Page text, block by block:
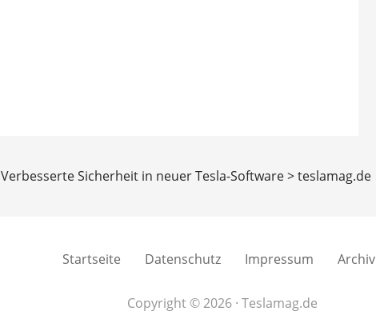
Verbesserte Sicherheit in neuer Tesla-Software > teslamag.de
Startseite Datenschutz Impressum Archiv
Copyright © 2026 · Teslamag.de